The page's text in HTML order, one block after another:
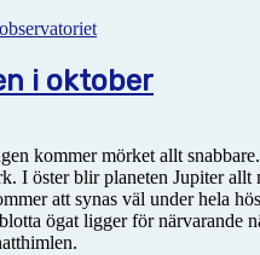
i oktober
kommer mörket allt
I öster blir planeten Jupiter allt
att synas väl under hela
ögat ligger för närvarande